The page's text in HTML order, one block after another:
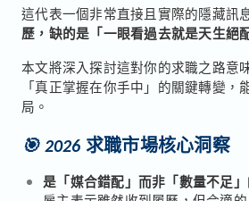
這代表一個非常直接且實際的隱藏訊
歷，缺的是「一眼看過去就是天生絕
本文將深入探討這對你的求職之路意
「真正掌握在你手中」的關鍵轉變，
局。
🎯 2026 求職市場核心洞察
是「媒合錯配」而非「數量不足」